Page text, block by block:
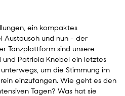
ein kompaktes
Austausch und nun - der
Tanzplattform sind unsere
und Patricia Knebel ein letztes
um die Stimmung im
einzufangen. Wie geht es den
Tagen? Was hat sie